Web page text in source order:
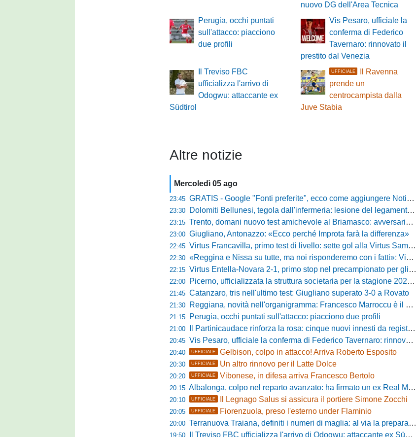
nuovo DG dell'Area Tecnica
Perugia, occhi puntati
sull'attacco: piacciono
due profili
Vis Pesaro, ufficiale la
conferma di Federico
Tavernaro: rinnovato il
prestito dal Venezia
Il Treviso FBC
ufficializza l'arrivo di
Odogwu: attaccante ex
Südtirol
UFFICIALE
Il Ravenna
prende un
centrocampista dalla
Juve Stabia
Altre notizie
Mercoledì 05 ago
23:45 GRATIS - Google "Fonti preferite", ecco come aggiungere NotiziarioCalcio alle tue notizie
23:30 Dolomiti Bellunesi, tegola dall'infermeria: lesione del legamento crociato per Nicola Masut
23:15 Trento, domani nuovo test amichevole al Briamasco: avversaria la Roma Under 20
23:00 Giugliano, Antonazzo: «Ecco perché Improta farà la differenza»
22:45 Virtus Francavilla, primo test di livello: sette gol alla Virtus Sammarco e colpo in difesa
22:30 «Reggina e Nissa su tutte, ma noi risponderemo con i fatti»: Vibonese, parla il ds Maglia
22:15 Virtus Entella-Novara 2-1, primo stop nel precampionato per gli azzurri: Forte ribalta Lartey nel finale
22:00 Picerno, ufficializzata la struttura societaria per la stagione 2026-2027
21:45 Catanzaro, tris nell'ultimo test: Giugliano superato 3-0 a Rovato
21:30 Reggiana, novità nell'organigramma: Francesco Marroccu è il nuovo DG dell'Area Tecnica
21:15 Perugia, occhi puntati sull'attacco: piacciono due profili
21:00 Il Partinicaudace rinforza la rosa: cinque nuovi innesti da registrare
20:45 Vis Pesaro, ufficiale la conferma di Federico Tavernaro: rinnovato il prestito dal Venezia
20:40 UFFICIALE Gelbison, colpo in attacco! Arriva Roberto Esposito
20:30 UFFICIALE Un altro rinnovo per il Latte Dolce
20:20 UFFICIALE Vibonese, in difesa arriva Francesco Bertolo
20:15 Albalonga, colpo nel reparto avanzato: ha firmato un ex Real Monterotondo
20:10 UFFICIALE Il Legnago Salus si assicura il portiere Simone Zocchi
20:05 UFFICIALE Fiorenzuola, preso l'esterno under Flaminio
20:00 Terranuova Traiana, definiti i numeri di maglia: al via la preparazione e la sfida con il Grosseto
19:50 Il Treviso FBC ufficializza l'arrivo di Odogwu: attaccante ex Südtirol